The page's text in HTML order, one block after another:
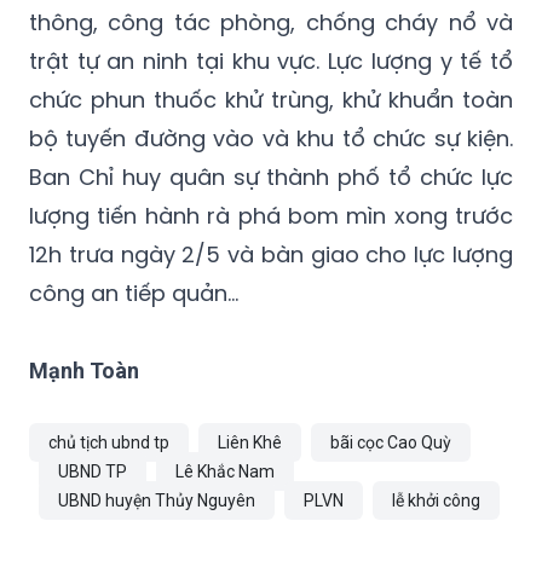
thông, công tác phòng, chống cháy nổ và
trật tự an ninh tại khu vực. Lực lượng y tế tổ
chức phun thuốc khử trùng, khử khuẩn toàn
bộ tuyến đường vào và khu tổ chức sự kiện.
Ban Chỉ huy quân sự thành phố tổ chức lực
lượng tiến hành rà phá bom mìn xong trước
12h trưa ngày 2/5 và bàn giao cho lực lượng
công an tiếp quản…
Mạnh Toàn
chủ tịch ubnd tp Liên Khê
bãi cọc Cao Quỳ
UBND TP
Lê Khắc Nam
UBND huyện Thủy Nguyên
PLVN lễ khởi công